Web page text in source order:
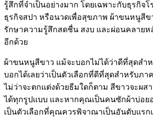
รู้สึกที่จำเป็นอย่างมาก โดยเฉพาะกับธุรกิจ
ธุรกิจสปา หรือนวดเพื่อสุขภาพ ผ้าขนหนูสีข
รักษาความรู้สึกสดชื่น สงบ และผ่อนคลายห
อีกด้วย
ผ้าขนหนูสีขาว แม้จะบอกไม่ได้ว่าดีที่สุดสำ
บอกได้เลยว่าเป็นตัวเลือกที่ดีที่สุดสำหรับภ
ไม่ว่าจะตกแต่งด้วยธีมใดก็ตาม สีขาวจะผส
ได้ทุกรูปแบบ และหากคุณเป็นคนซักผ้าบ่อย
เป็นตัวเลือกที่คุณควรพิจาณาเป็นอันดับแรก